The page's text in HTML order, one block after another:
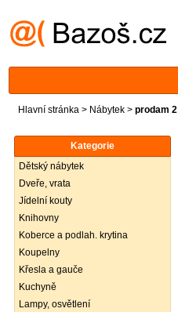
Hlavní stránka > Nábytek > prodam 2
Kategorie
Dětský nábytek
Dveře, vrata
Jídelní kouty
Knihovny
Koberce a podlah. krytina
Koupelny
Křesla a gauče
Kuchyně
Lampy, osvětlení